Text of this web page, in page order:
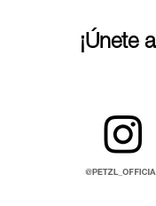
¡Únete